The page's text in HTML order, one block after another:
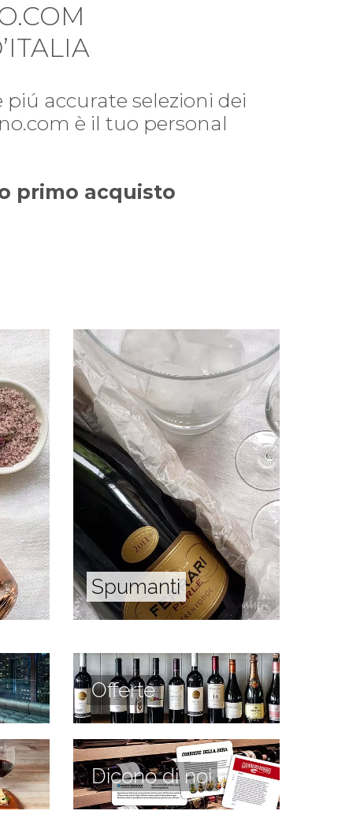
accurate selezioni dei
è il tuo personal
primo acquisto
Spumanti
Offerte
Dicono di noi